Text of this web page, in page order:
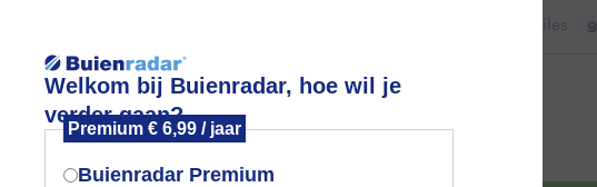
Welkom bij Buienradar, hoe wil je
verder gaan?
Premium € 6,99 / jaar
Buienradar Premium
Files 9